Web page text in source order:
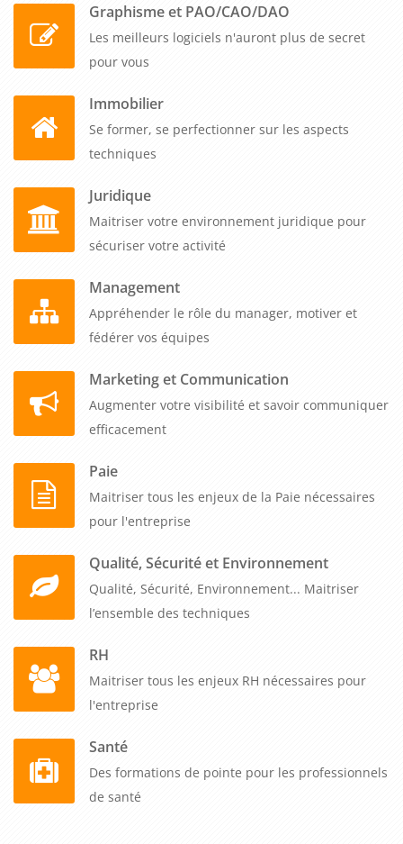
Graphisme et PAO/CAO/DAO
Les meilleurs logiciels n'auront plus de secret
pour vous
Immobilier
Se former, se perfectionner sur les aspects
techniques
Juridique
Maitriser votre environnement juridique pour
sécuriser votre activité
Management
Appréhender le rôle du manager, motiver et
fédérer vos équipes
Marketing et Communication
Augmenter votre visibilité et savoir communiquer
efficacement
Paie
Maitriser tous les enjeux de la Paie nécessaires
pour l'entreprise
Qualité, Sécurité et Environnement
Qualité, Sécurité, Environnement... Maitriser
l’ensemble des techniques
RH
Maitriser tous les enjeux RH nécessaires pour
l'entreprise
Santé
Des formations de pointe pour les professionnels
de santé